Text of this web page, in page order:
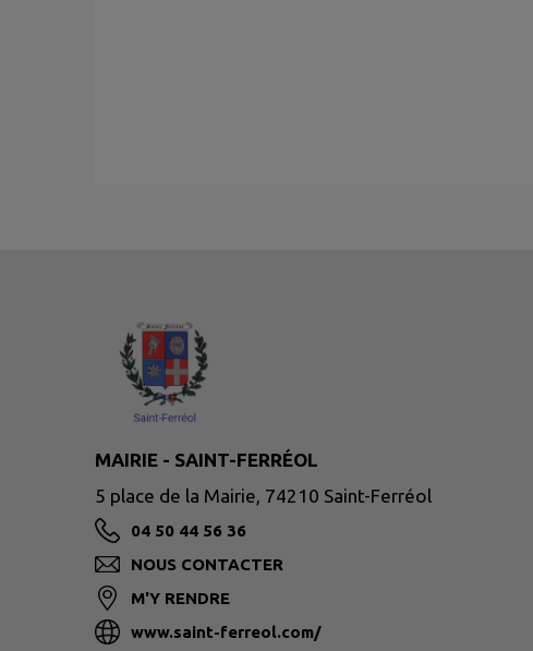
MAIRIE - SAINT-FERRÉOL
5 place de la Mairie, 74210 Saint-Ferréol
04 50 44 56 36
NOUS CONTACTER
M'Y RENDRE
www.saint-ferreol.com/